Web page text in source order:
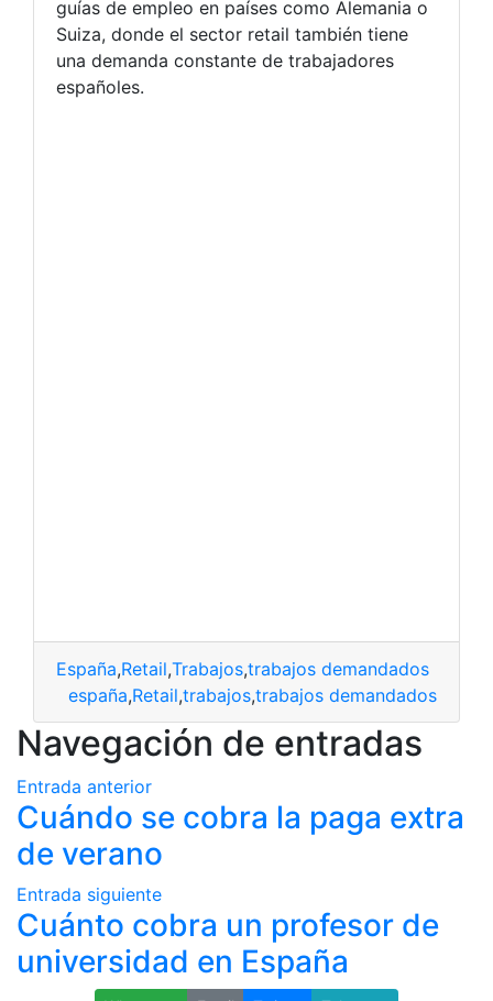
guías de empleo en países como Alemania o
Suiza, donde el sector retail también tiene
una demanda constante de trabajadores
españoles.
España,Retail,Trabajos,trabajos demandados
españa,Retail,trabajos,trabajos demandados
Navegación de entradas
Entrada anterior
Cuándo se cobra la paga extra
de verano
Entrada siguiente
Cuánto cobra un profesor de
universidad en España